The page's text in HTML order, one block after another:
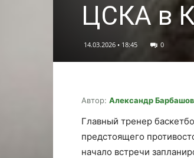
ЦСКА в
14.03.2026 • 18:45 0
Автор: Александр Барбашов
Главный тренер
предстоящего
начало встречи